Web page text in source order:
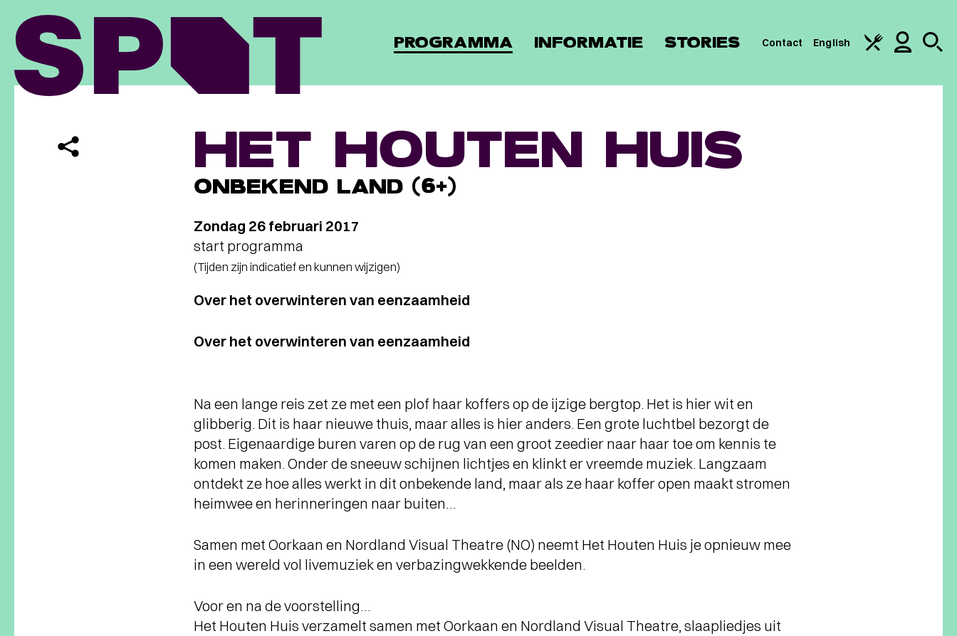
PROGRAMMA INFORMATIE STORIES Contact English
HET HOUTEN HUIS
ONBEKEND LAND (6+)
Zondag 26 februari 2017
start programma
(Tijden zijn indicatief en kunnen wijzigen)
Over het overwinteren van eenzaamheid
Over het overwinteren van eenzaamheid
Na een lange reis zet ze met een plof haar koffers op de ijzige bergtop. Het is hier wit en
glibberig. Dit is haar nieuwe thuis, maar alles is hier anders. Een grote luchtbel bezorgt de
post. Eigenaardige buren varen op de rug van een groot zeedier naar haar toe om kennis te
komen maken. Onder de sneeuw schijnen lichtjes en klinkt er vreemde muziek. Langzaam
ontdekt ze hoe alles werkt in dit onbekende land, maar als ze haar koffer open maakt stromen
heimwee en herinneringen naar buiten…
Samen met Oorkaan en Nordland Visual Theatre (NO) neemt Het Houten Huis je opnieuw mee
in een wereld vol livemuziek en verbazingwekkende beelden.
Voor en na de voorstelling…
Het Houten Huis verzamelt samen met Oorkaan en Nordland Visual Theatre, slaapliedjes uit